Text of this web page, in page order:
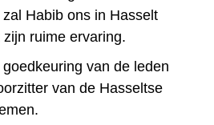
Habib ons in Hasselt
ruime ervaring.
van de leden
van de Hasseltse